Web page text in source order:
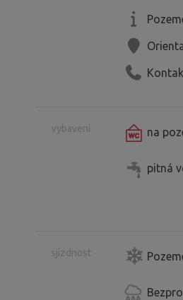
vybavení na
pitná
sjízdnost